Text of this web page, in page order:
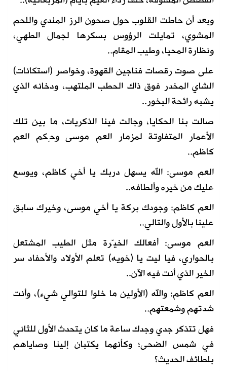
وبعد أن حاطت القلوب حول صحون الرز المندي واللحم
المشوي، تمايلت الرؤوس بسكرها لجمال الطهي،
ونظارة المحيا، وطيب المقام..
على صوت رقصات فناجين القهوة، وخواصر (استكانات)
الشاي المخدر فوق ذاك الحطب الملتهب، ودخانه الذي
يشبه رائحة البخور..
صالت بنا الحكايا، وجالت فينا الذكريات، ما بين تلك
الأعمار المتفاوتة لمزمار العم موسى وحِكم العم
كاظم..
العم موسى: الله يسهل دربك يا أخي كاظم، ويوسع
عليك من خيره وألطافه..
العم كاظم: وجودك بركة يا أخي موسى، وخيرك سابق
علينا بالأول والتالي..
العم موسى: أفعالك الخيّرة مثل الطيب المشتعل
بالحواري، فيا ليت يا (خويه) تعلم الأولاد والأحفاد سر
الخير الذي أنت فيه الآن..
العم كاظم: والله (الأولين ما خلوا للتوالي شيء)، وأنت
شدتهم وشمعتهم..
فهل تتذكر جدي وجدك ساعة ما كان يتحدث الأول للثاني
في شمس الضحى؛ وكأنهما يكتبان إلينا وصاياهم
بلطائف الحديث؟